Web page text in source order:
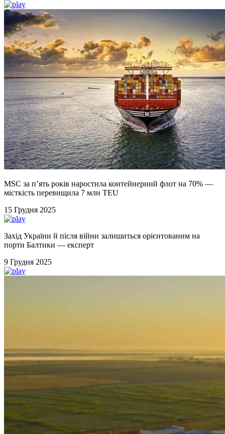
MSC за п’ять років наростила контейнерний флот на 70% —
місткість перевищила 7 млн TEU
15 Грудня 2025
Захід України й після війни залишиться орієнтованим на
порти Балтики — експерт
9 Грудня 2025